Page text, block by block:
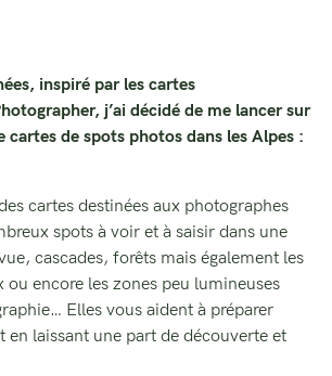
inspiré par les cartes
j’ai décidé de me lancer sur
cartes de spots photos dans les Alpes :
cartes destinées aux photographes
spots à voir et à saisir dans une
cascades, forêts mais également les
encore les zones peu lumineuses
Elles vous aident à préparer
en laissant une part de découverte et